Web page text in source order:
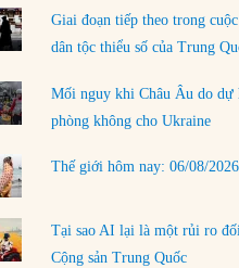
Làm thế nào để kết thúc Chiến tranh
01/08/2026
Chiến lược kế tiếp của Bắc Kinh ở
31/07/2026
Trật tự thế giới mới: Các nước nhỏ sẽ
phải chịu đựng?
30/07/2026
LOAD MORE
Giai đoạn tiếp theo trong
dân tộc thiểu số của Trung
Mối nguy khi Châu Âu do dự
phòng không cho Ukraine
Thế giới hôm nay: 06/08/2026
Tại sao AI lại là một rủi ro
Cộng sản Trung Quốc